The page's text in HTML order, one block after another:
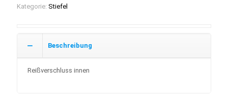
Kategorie: Stiefel
Beschreibung
Reißverschluss innen